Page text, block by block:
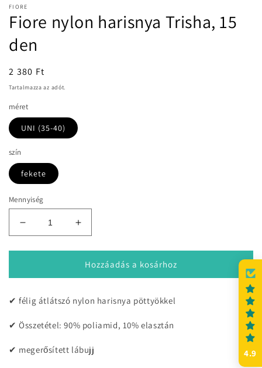
FIORE
Fiore nylon harisnya Trisha, 15
den
Normál
ár
2 380 Ft
Tartalmazza az adót.
méret
UNI (35-40)
szín
fekete
Mennyiség
nylon
harisnya
15
mennyiségének
Fiore
nylon
harisnya
Trisha,
15
mennyiségének
Hozzáadás a kosárhoz
✔ félig átlátszó nylon harisnya pöttyökkel
✔ Összetétel: 90% poliamid, 10% elasztán
✔ megerősített lábujj 4.9